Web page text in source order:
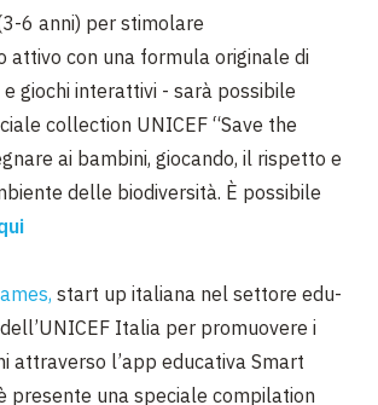
6 anni) per stimolare
attivo con una formula originale di
giochi interattivi - sarà possibile
collection UNICEF “Save the
ai bambini, giocando, il rispetto e
delle biodiversità. È possibile
start up italiana nel settore edu-
Italia per promuovere i
attraverso l’app educativa Smart
presente una speciale compilation